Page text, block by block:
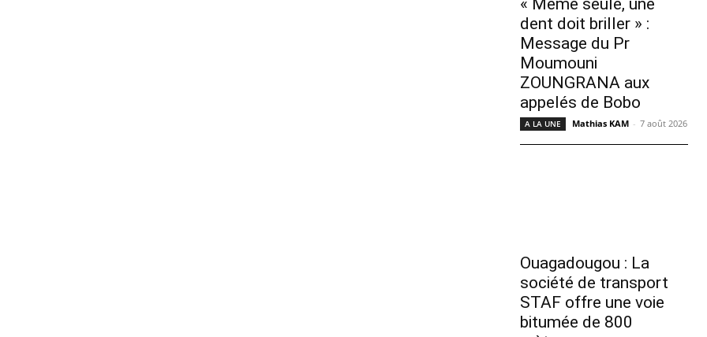
« Même seule, une
dent doit briller » :
Message du Pr
Moumouni
ZOUNGRANA aux
appelés de Bobo
A LA UNE Mathias KAM - 7 août 2026
Ouagadougou : La
société de transport
STAF offre une voie
bitumée de 800